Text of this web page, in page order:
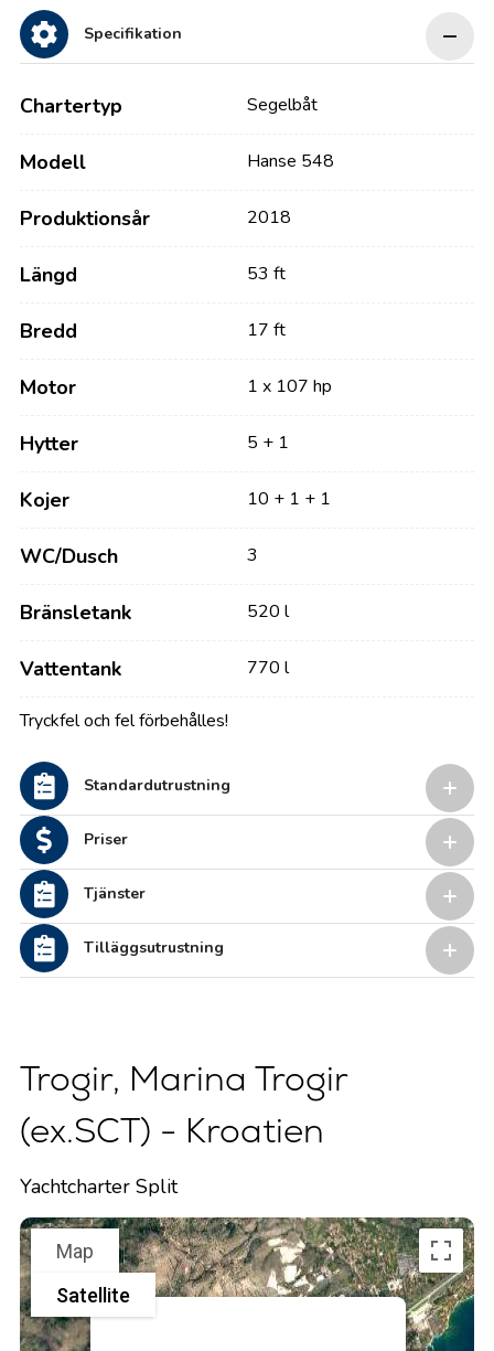
Specifikation
Chartertyp Segelbåt
Modell Hanse 548
Produktionsår 2018
Längd 53 ft
Bredd 17 ft
Motor 1 x 107 hp
Hytter 5 + 1
Kojer 10 + 1 + 1
WC/Dusch 3
Bränsletank 520 l
Vattentank 770 l
Tryckfel och fel förbehålles!
Standardutrustning
Priser
Tjänster
Tilläggsutrustning
Trogir, Marina Trogir
(ex.SCT) - Kroatien
Yachtcharter Split
Map
Satellite